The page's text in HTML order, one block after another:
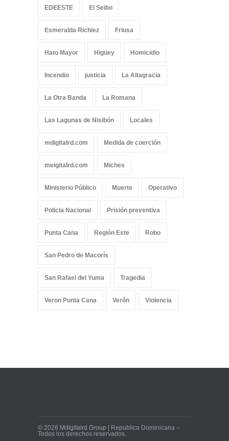
EDEESTE El Seibo
Esmeralda Richiez Friusa
Hato Mayor Higüey Homicidio
Incendio justicia La Altagracia
La Otra Banda La Romana
Las Lagunas de Nisibón Locales
mdigitalrd.com Medida de coerción
meigitalrd.com Miches
Ministerio Público Muerte Operativo
Policia Nacional Prisión preventiva
Punta Cana Región Este Robo
San Pedro de Macorís
San Rafael del Yuma Tragedia
Veron Punta Cana Verón Violencia
© 2026 Mdigitalrd Group | Republica Dominicana –
Todos los derechos reservados.